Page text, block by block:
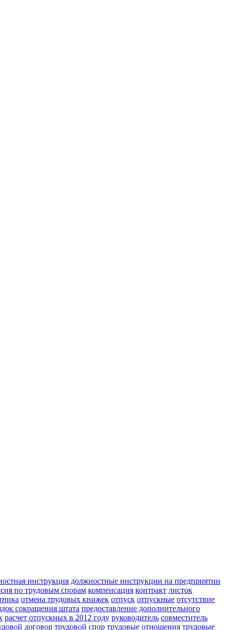
инструкция должностные инструкции на предприятии
по трудовым спорам компенсация контракт листок
отмена трудовых книжек отпуск отпускные отсутствие
сокращения штата предоставление дополнительного
расчет отпускных в 2012 году руководитель совместитель
договор трудовой спор трудовые отношения трудовые